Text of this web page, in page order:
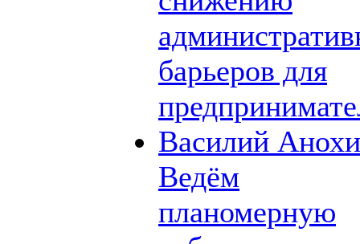
барьеров для
Василий
Ведём
планомерную